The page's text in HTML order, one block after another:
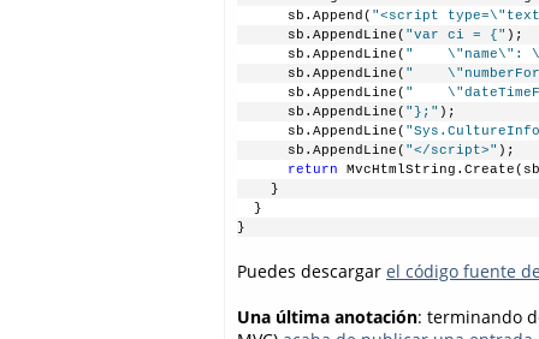
sb.Append( "<script
sb.AppendLine( "var ci = {" );
sb.AppendLine( "    \"name\":
sb.AppendLine( "
sb.AppendLine( "
sb.AppendLine( "};" );
sb.AppendLine(
sb.AppendLine( "</script>" );
      return
}
}
}
Puedes descargar el código fuente
Una última anotación: terminando